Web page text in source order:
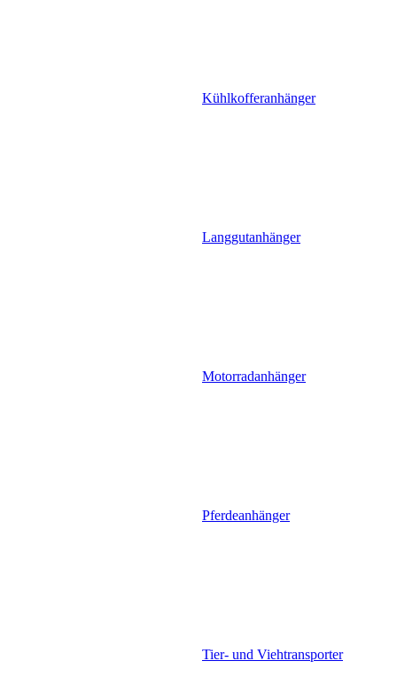
Kühlkofferanhänger
Langgutanhänger
Motorradanhänger
Pferdeanhänger
Tier- und Viehtransporter